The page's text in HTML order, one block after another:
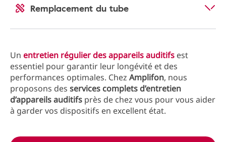
Remplacement du tube
Un entretien régulier des appareils auditifs est
essentiel pour garantir leur longévité et des
performances optimales. Chez Amplifon, nous
proposons des services complets d’entretien
d’appareils auditifs près de chez vous pour vous aider
à garder vos dispositifs en excellent état.